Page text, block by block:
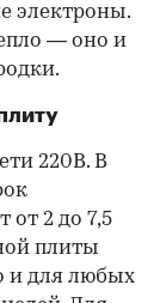
электроны.
— оно и
220В. В
от 2 до 7,5
плиты
и для любых